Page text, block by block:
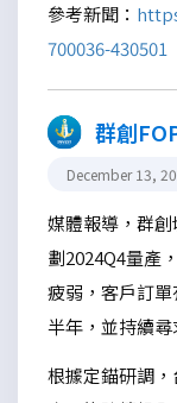
參考新聞：
700036-430501
群創
December 13,
媒體報導，群
劃2024Q4量產
疲弱，客戶訂
半年，並持續尋
根據定錨研調